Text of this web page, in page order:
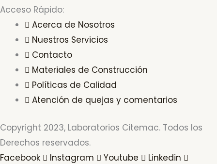
Acceso Rápido:
Acerca de Nosotros
Nuestros Servicios
Contacto
Materiales de Construcción
Políticas de Calidad
Atención de quejas y comentarios
Copyright 2023, Laboratorios Citemac. Todos los
Derechos reservados.
Facebook
Instagram Youtube Linkedin